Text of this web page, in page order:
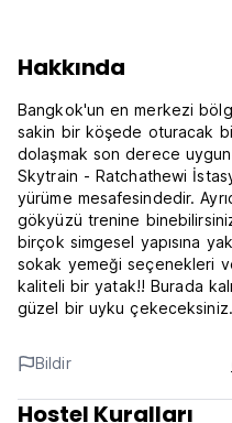
Hakkında
Bangkok'un en merkezi
sakin bir köşede oturacak
dolaşmak son derece
Skytrain - Ratchathewi
yürüme mesafesindedir.
gökyüzü trenine
birçok simgesel yapısına
sokak yemeği seçenekleri
kaliteli bir yatak!! Burada
güzel bir uyku çekeceksiniz.
Sizlere 4 tip oda sunuyoruz;
Standart Yurt 4 Ranzalı oda,
oda ve kendi başına
duyanlar için Deluxe Özel
Bildir
Hostel Kuralları